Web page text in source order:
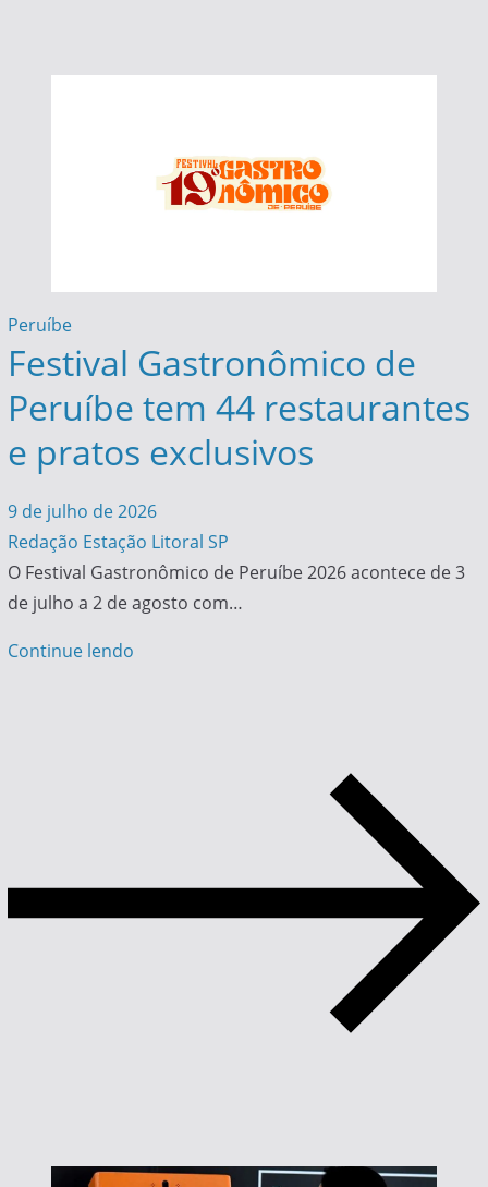
Peruíbe
Festival Gastronômico de
Peruíbe tem 44 restaurantes
e pratos exclusivos
9 de julho de 2026
Redação Estação Litoral SP
O Festival Gastronômico de Peruíbe 2026 acontece de 3
de julho a 2 de agosto com…
Continue lendo